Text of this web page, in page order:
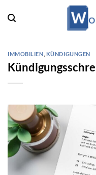
Inhalt
IMMOBILIEN KÜNDIGUNGEN